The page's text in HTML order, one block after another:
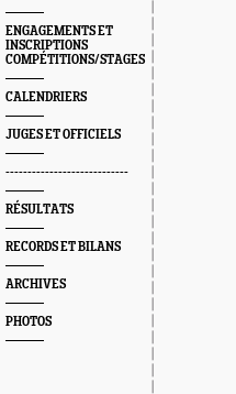
ENGAGEMENTS ET
INSCRIPTIONS
COMPÉTITIONS/STAGES
CALENDRIERS
JUGES ET OFFICIELS
----------------------------
RÉSULTATS
RECORDS ET BILANS
ARCHIVES
PHOTOS